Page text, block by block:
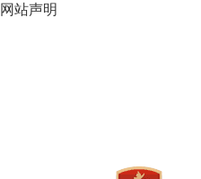
网站声明